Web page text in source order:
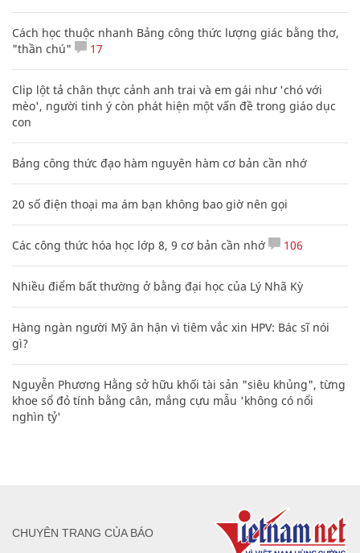
Cách học thuộc nhanh Bảng công thức lượng giác bằng thơ,
"thần chú"
17
Clip lột tả chân thực cảnh anh trai và em gái như 'chó với
mèo', người tinh ý còn phát hiện một vấn đề trong giáo dục
con
Bảng công thức đạo hàm nguyên hàm cơ bản cần nhớ
20 số điện thoại ma ám bạn không bao giờ nên gọi
Các công thức hóa học lớp 8, 9 cơ bản cần nhớ 106
Nhiều điểm bất thường ở bằng đại học của Lý Nhã Kỳ
Hàng ngàn người Mỹ ân hận vì tiêm vắc xin HPV: Bác sĩ nói
gì?
Nguyễn Phương Hằng sở hữu khối tài sản "siêu khủng", từng
khoe sổ đỏ tính bằng cân, mắng cựu mẫu 'không có nổi
nghìn tỷ'
CHUYÊN TRANG CỦA BÁO